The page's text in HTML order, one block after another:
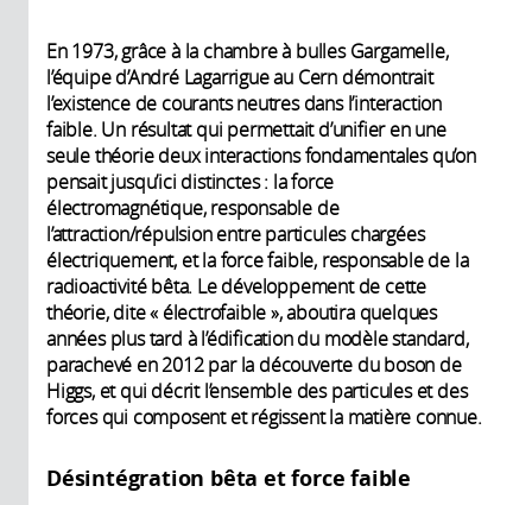
En 1973, grâce à la chambre à bulles Gargamelle,
l’équipe d’André Lagarrigue au Cern démontrait
l’existence de courants neutres dans l’interaction
faible. Un résultat qui permettait d’unifier en une
seule théorie deux interactions fondamentales qu’on
pensait jusqu’ici distinctes : la force
électromagnétique, responsable de
l’attraction/répulsion entre particules chargées
électriquement, et la force faible, responsable de la
radioactivité bêta. Le développement de cette
théorie, dite « électrofaible », aboutira quelques
années plus tard à l’édification du modèle standard,
parachevé en 2012 par la découverte du boson de
Higgs, et qui décrit l’ensemble des particules et des
forces qui composent et régissent la matière connue.
Désintégration bêta et force faible